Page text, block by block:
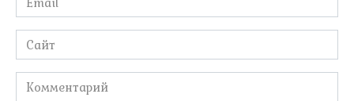
*
Сайт
Комментарий